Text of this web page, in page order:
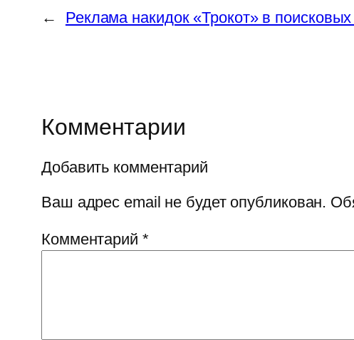
← Реклама накидок «Трокот» в
Комментарии
Добавить комментарий
Ваш адрес email не будет опубликован.
Комментарий *